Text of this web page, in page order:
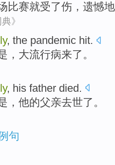
比赛就受了伤 ， 遗憾地
》
, the pandemic hit.
，大流行病来了。
, his father died.
，他的父亲去世了。
句